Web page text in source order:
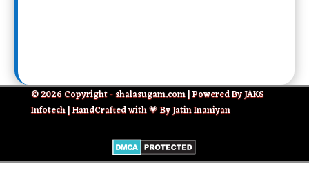
© 2026 Copyright - shalasugam.com | Powered By JAKS
Infotech | HandCrafted with 💗 By Jatin Inaniyan